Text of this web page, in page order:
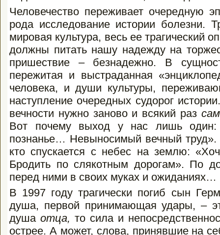
Человечество переживает очередную
рода исследование истории болезни.
мировая культура, весь ее трагический
должны питать нашу надежду на
пришествие – безнадежно. В
пережитая и выстраданная
человека, и души культуры,
наступление очередных судорог
вечности нужно заново и всякий раз
Вот почему выход у нас лишь один:
познанье… Невыносимый вечный труд».
кто спускается с небес на землю:
Бродить по слякотным дорогам». По
перед ними в своих муках и ожиданиях…
В 1997 году трагически погиб сын
душа, первой принимающая удары, –
душа отца, то сила и
острее. А может, слова, принявшие на